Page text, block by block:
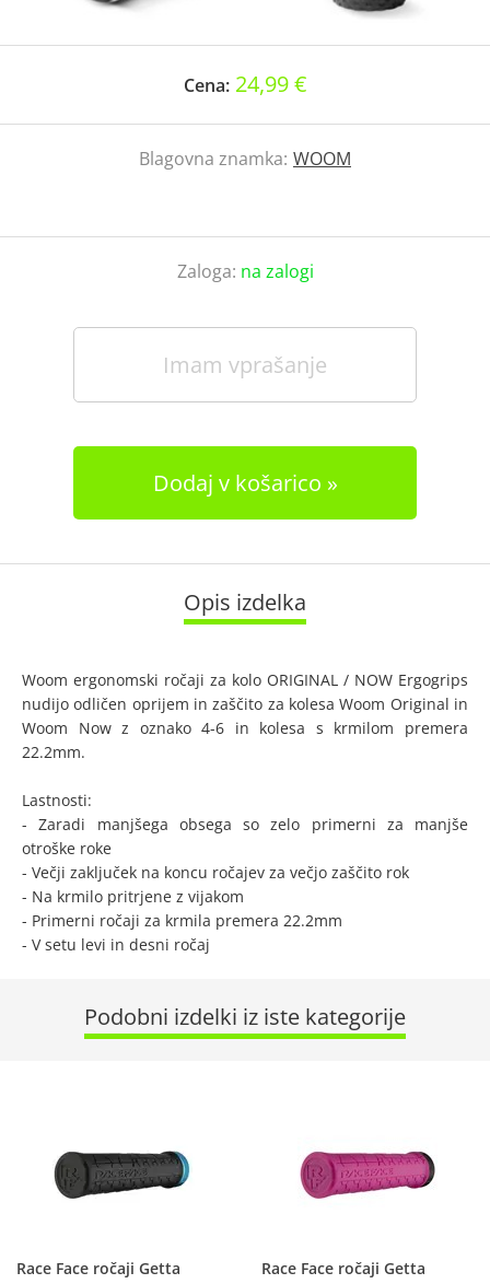
Cena: 24,99 €
Blagovna znamka: WOOM
Zaloga: na zalogi
Imam vprašanje
Dodaj v košarico
Opis izdelka
Woom ergonomski ročaji za kolo ORIGINAL / NOW Ergogrips
nudijo odličen oprijem in zaščito za kolesa Woom Original in
Woom Now z oznako 4-6 in kolesa s krmilom premera
22.2mm.
Lastnosti:
- Zaradi manjšega obsega so zelo primerni za manjše
otroške roke
- Večji zaključek na koncu ročajev za večjo zaščito rok
- Na krmilo pritrjene z vijakom
- Primerni ročaji za krmila premera 22.2mm
- V setu levi in desni ročaj
Podobni izdelki iz iste kategorije
Race Face ročaji Getta
Race Face ročaji Getta